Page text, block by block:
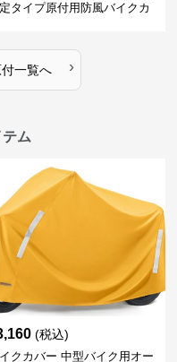
タイプ原付用防風バイクカ
一覧へ ›
ム
(税込)
クカバー 中型バイク用オー